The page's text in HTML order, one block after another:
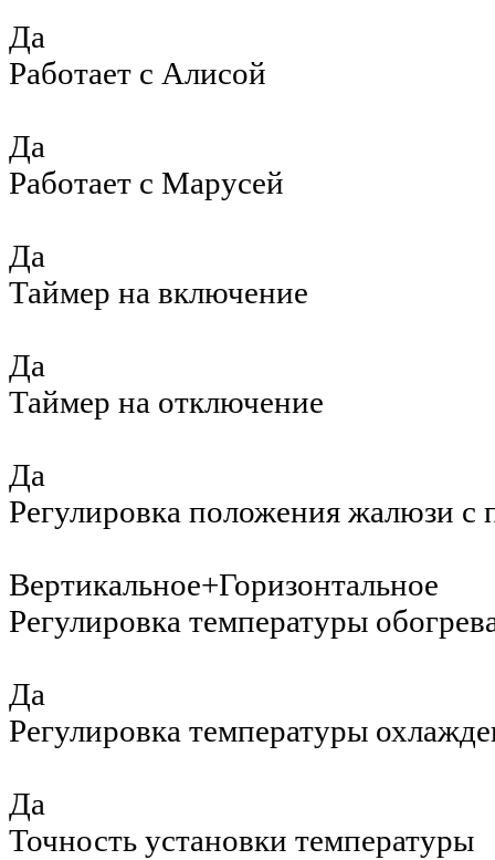
Да
Работает с Алисой
Да
Работает с Марусей
Да
Таймер на включение
Да
Таймер на отключение
Да
Регулировка положения жалюзи с
Вертикальное+Горизонтальное
Регулировка температуры
Да
Регулировка температуры
Да
Точность установки температуры